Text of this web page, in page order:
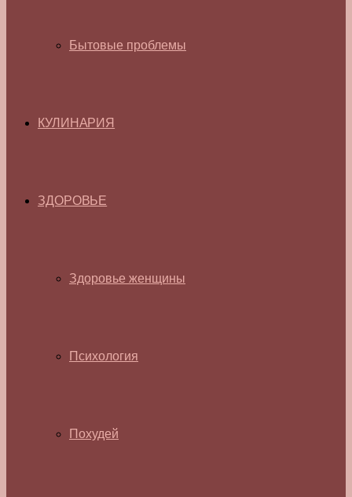
Бытовые проблемы
КУЛИНАРИЯ
ЗДОРОВЬЕ
Здоровье женщины
Психология
Похудей